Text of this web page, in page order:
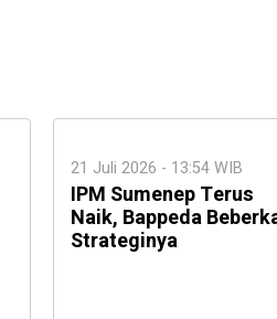
21 Juli 2026 - 13:54 WIB
IPM Sumenep Terus
Naik, Bappeda
Strateginya